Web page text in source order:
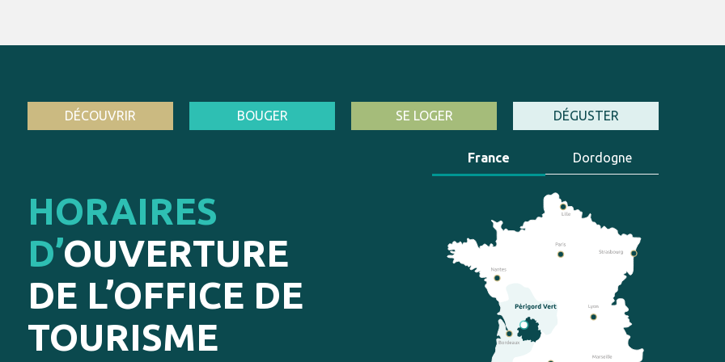
DÉCOUVRIR BOUGER SE LOGER DÉGUSTER
HORAIRES
D’OUVERTURE
DE L’OFFICE DE
TOURISME
France Dordogne